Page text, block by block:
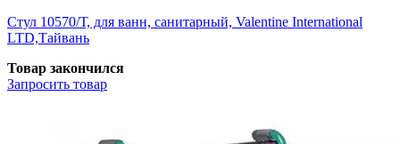
Стул 10570/Т, для ванн, санитарный, Valentine International
LTD,Тайвань
Товар закончился
Запросить товар